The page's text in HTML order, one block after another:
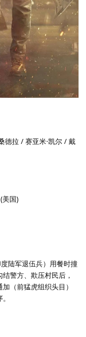
德拉 / 赛亚米·凯尔 / 戴
美国)
陆军退伍兵）用餐时撞
警方、欺压村民后，
（前猛虎组织头目）